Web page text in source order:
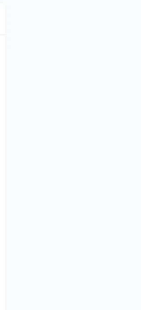
& \text{........ + ........} &